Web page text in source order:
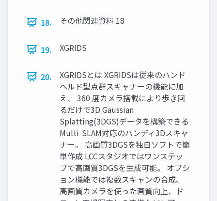
18. その他関連資料 18
19. XGRIDS
20.
XGRIDSとは XGRIDSは従来のハンド
ヘルド型点群スキャナーの機能に加
え、 360 度カメラ搭載により歩き回
るだけで3D Gaussian
Splatting(3DGS)データを構築できる
Multi-SLAM対応のハンディ3Dスキャ
ナー。 ⾼画質3DGSを独⾃ソフトで簡
単作成 LCCスタジオではワンステッ
プで⾼画質3DGSを⽣成可能。 オプシ
ョン機能では複数スキャンの合成、
⾼画質カメラを使った画質向上、ド